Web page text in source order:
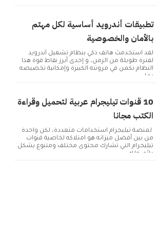
تطبيقات أندرويد أساسية لكل مهتم
بالأمان والخصوصية
لقد استخدمتُ هاتف ذكي بنظام تشغيل أندرويد
لفترة طويلة من الزمن، و إحدى أبرز نقاط قوة هذا
النظام تكمن في مرونته الكبيرة وإمكانية تخصيصه
بما ...
10 قنوات تيليجرام عربية لتحميل وقراءة
الكتب مجانا
لمنصة تيليجرام استخدامات متعددة، لكن واحدة
من بين أفضل ميزاته هو امتلاكه لخاصية قنوات
تيليجرام التي تشارك محتوى مختلف ومتنوع بشكل
دائم. ولك...